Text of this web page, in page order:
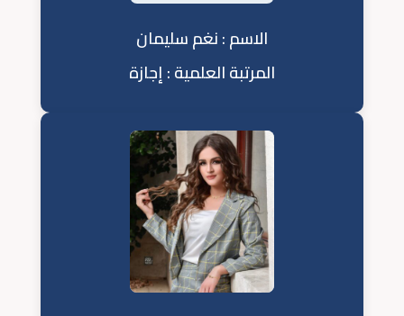
الاسم : نغم سليمان
المرتبة العلمية : إجازة